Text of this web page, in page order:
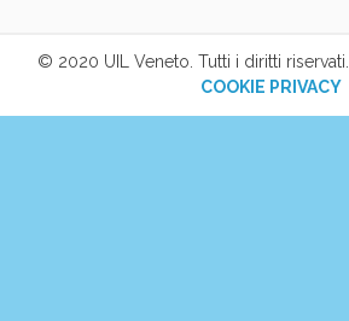
© 2020 UIL Veneto. Tutti i diritti riservati.
COOKIE PRIVACY